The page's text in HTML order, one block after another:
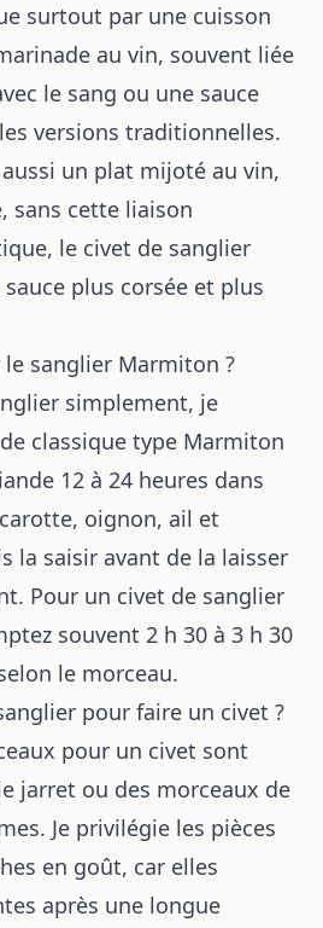
surtout par une cuisson
au vin, souvent liée
le sang ou une sauce
versions traditionnelles.
un plat mijoté au vin,
sans cette liaison
le civet de sanglier
plus corsée et plus
sanglier Marmiton ?
simplement, je
classique type Marmiton
12 à 24 heures dans
oignon, ail et
la saisir avant de la laisser
Pour un civet de sanglier
souvent 2 h 30 à 3 h 30
le morceau.
pour faire un civet ?
pour un civet sont
jarret ou des morceaux de
Je privilégie les pièces
en goût, car elles
après une longue